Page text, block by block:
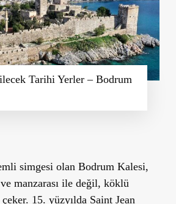
Tarihi Yerler – Bodrum
simgesi olan Bodrum Kalesi,
manzarası ile değil, köklü
15. yüzyılda Saint Jean